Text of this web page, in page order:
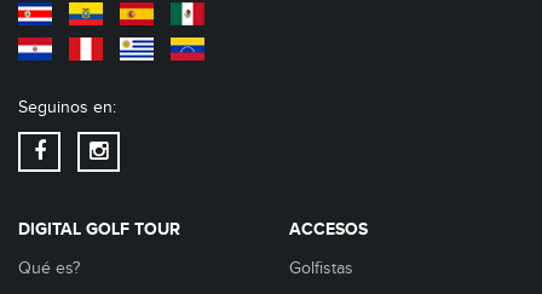
Seguinos en:
DIGITAL GOLF TOUR
Qué es?
ACCESOS
Golfistas